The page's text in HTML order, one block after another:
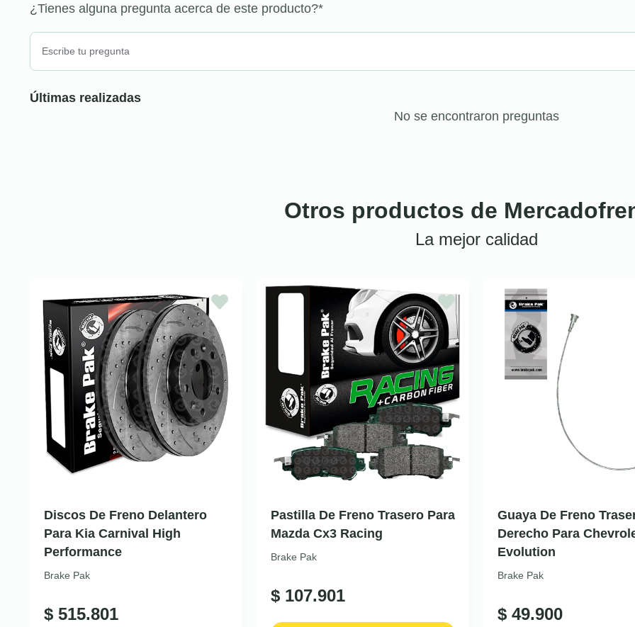
¿Tienes alguna pregunta acerca de este producto?*
Últimas realizadas
No se encontraron preguntas
Otros productos de
La mejor calidad
Discos De Freno Delantero
Para Kia Carnival High
Performance
Brake Pak
$ 515.801
Pastilla De Freno Trasero Para
Mazda Cx3 Racing
Brake Pak
$ 107.901
Guaya De Freno
Derecho Para
Evolution
Brake Pak
$ 49.900